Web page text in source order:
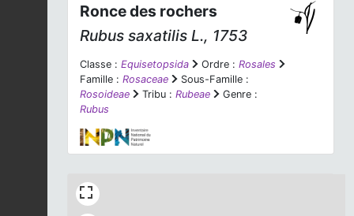
Ronce des rochers
Rubus saxatilis L., 1753
Classe : Equisetopsida Ordre : Rosales
Famille : Rosaceae
Sous-Famille :
Rosoideae
Tribu : Rubeae
Genre :
Rubus